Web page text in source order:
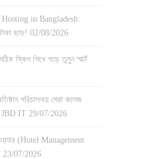
in Bangladesh:
ছাড়! 02/08/2026
স্কিল শিখে গড়ে তুলুন স্মার্ট
পরিচালনায় সেরা কলেজ
| JBD IT 29/07/2026
(Hotel Management
23/07/2026